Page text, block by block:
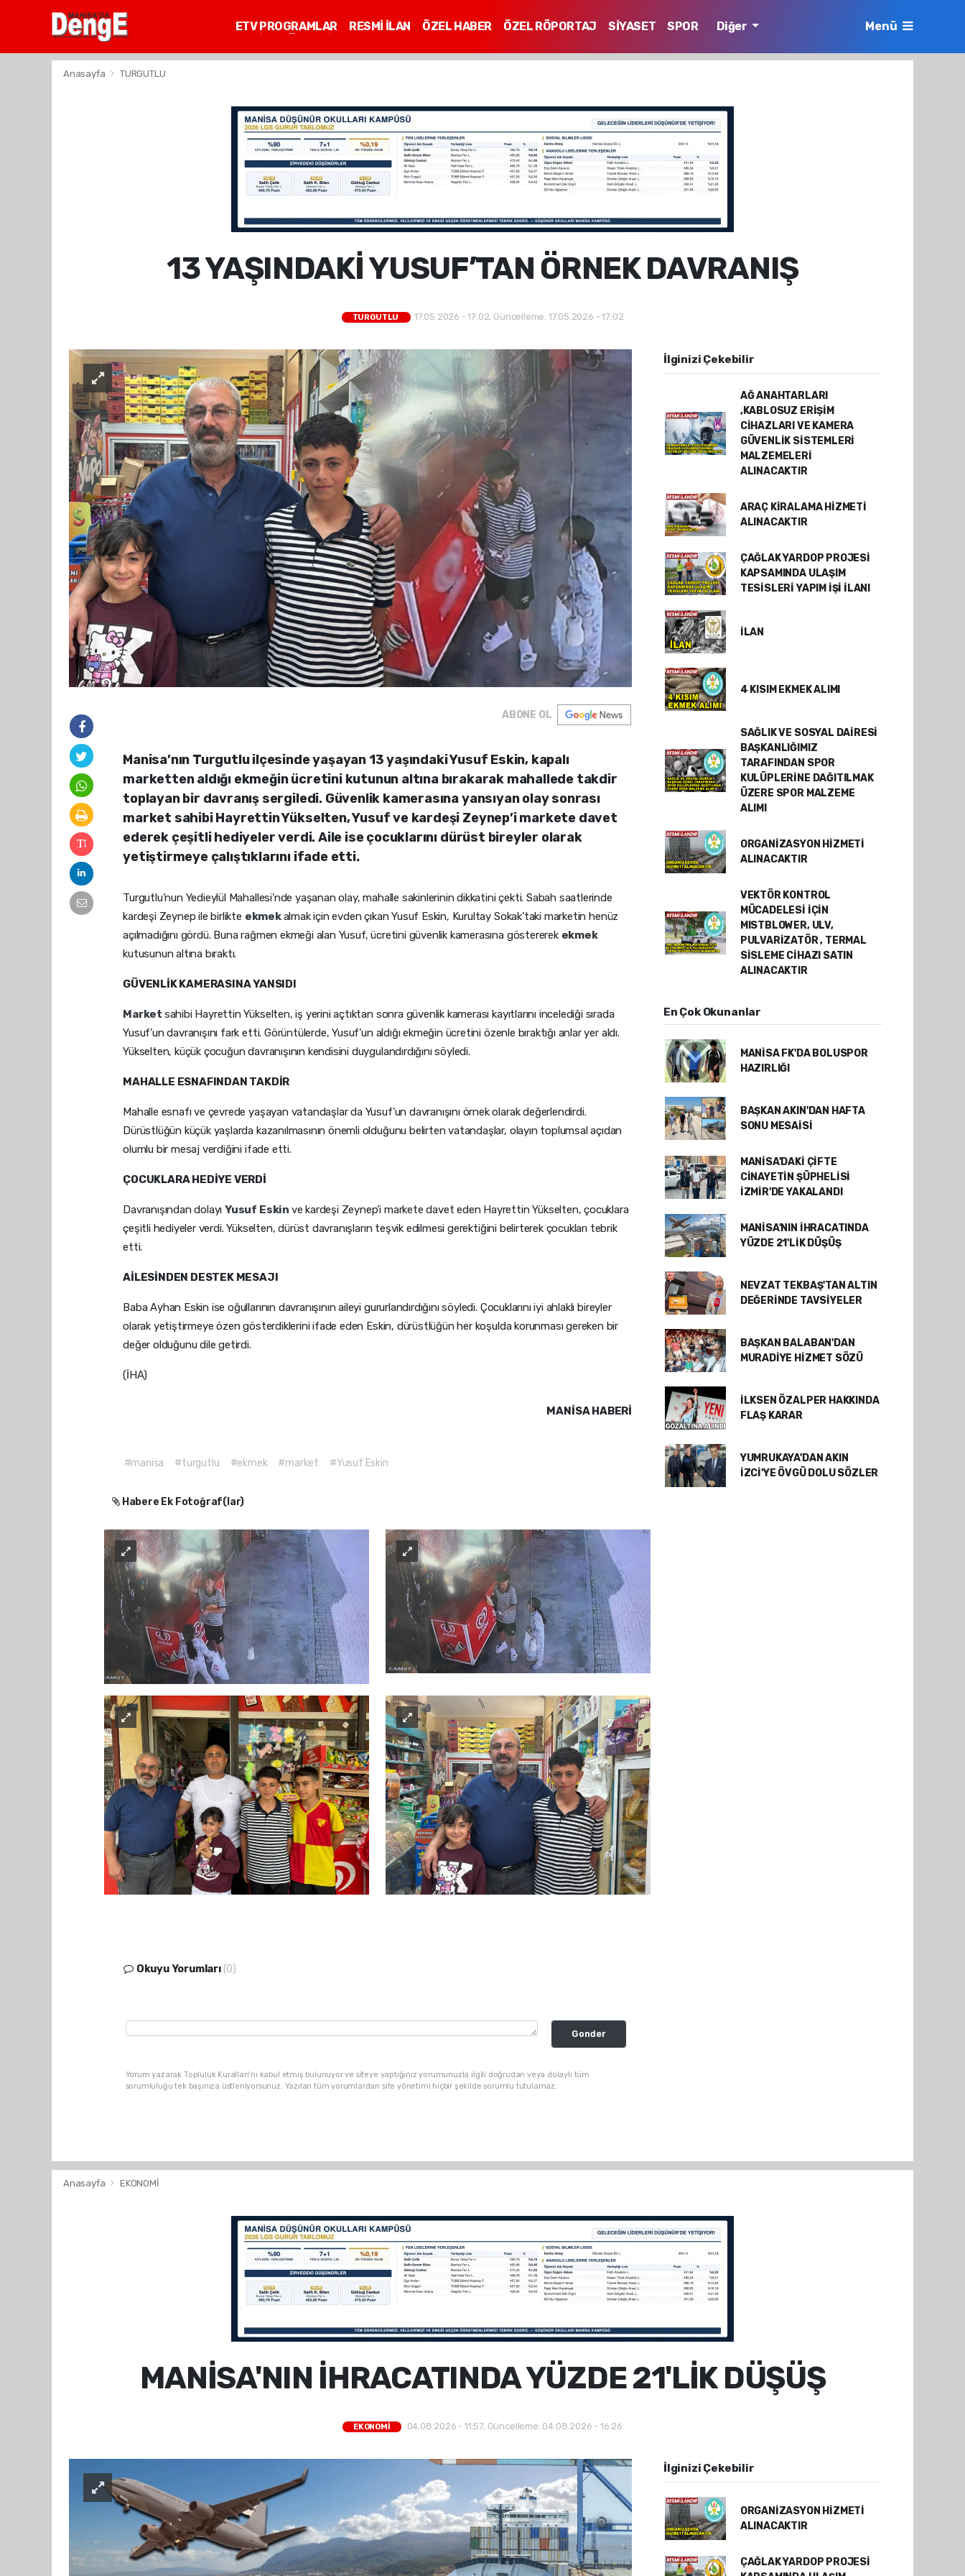
ETV PROGRAMLAR RESMİ İLAN ÖZEL HABER ÖZEL RÖPORTAJ SİYASET
SPOR
Diğer Menü
Anasayfa TURGUTLU
13 YAŞINDAKİ YUSUF’TAN ÖRNEK DAVRANIŞ
TURGUTLU 17.05.2026 - 17:02, Güncelleme: 17.05.2026 - 17:02
ABONE OL
Manisa’nın Turgutlu ilçesinde yaşayan 13 yaşındaki Yusuf Eskin, kapalı
marketten aldığı ekmeğin ücretini kutunun altına bırakarak mahallede takdir
toplayan bir davranış sergiledi. Güvenlik kamerasına yansıyan olay sonrası
market sahibi Hayrettin Yükselten, Yusuf ve kardeşi Zeynep’i markete davet
ederek çeşitli hediyeler verdi. Aile ise çocuklarını dürüst bireyler olarak
yetiştirmeye çalıştıklarını ifade etti.
Turgutlu’nun Yedieylül Mahallesi’nde yaşanan olay, mahalle sakinlerinin dikkatini çekti. Sabah saatlerinde
kardeşi Zeynep ile birlikte ekmekalmak için evden çıkan Yusuf Eskin, Kurultay Sokak’taki marketin henüz
açılmadığını gördü. Buna rağmen ekmeği alan Yusuf, ücretini güvenlik kamerasına göstererek ekmek
kutusunun altına bıraktı.
GÜVENLİK KAMERASINA YANSIDI
Market sahibi Hayrettin Yükselten, iş yerini açtıktan sonra güvenlik kamerası kayıtlarını incelediği sırada
Yusuf’un davranışını fark etti. Görüntülerde, Yusuf’un aldığı ekmeğin ücretini özenle bıraktığı anlar yer aldı.
Yükselten, küçük çocuğun davranışının kendisini duygulandırdığını söyledi.
MAHALLE ESNAFINDAN TAKDİR
Mahalle esnafı ve çevrede yaşayan vatandaşlar da Yusuf’un davranışını örnek olarak değerlendirdi.
Dürüstlüğün küçük yaşlarda kazanılmasının önemli olduğunu belirten vatandaşlar, olayın toplumsal açıdan
olumlu bir mesaj verdiğini ifade etti.
ÇOCUKLARA HEDİYE VERDİ
Davranışından dolayıYusuf Eskin ve kardeşi Zeynep’i markete davet eden Hayrettin Yükselten, çocuklara
çeşitli hediyeler verdi. Yükselten, dürüst davranışların teşvik edilmesi gerektiğini belirterek çocukları tebrik
etti.
AİLESİNDEN DESTEK MESAJI
Baba Ayhan Eskin ise oğullarının davranışının aileyi gururlandırdığını söyledi. Çocuklarını iyi ahlaklı bireyler
olarak yetiştirmeye özen gösterdiklerini ifade eden Eskin, dürüstlüğün her koşulda korunması gereken bir
değer olduğunu dile getirdi.
(İHA)
MANISA HABERİ
#manisa #turgutlu #ekmek #market #Yusuf Eskin
Habere Ek Fotoğraf(lar)
Okuyu Yorumları (0)
Gonder
Yorum yazarak Topluluk Kuralları’nı kabul etmiş bulunuyor ve siteye yaptığınız yorumunuzla ilgili doğrudan veya dolaylı tüm
sorumluluğu tek başınıza üstleniyorsunuz. Yazılan tüm yorumlardan site yönetimi hiçbir şekilde sorumlu tutulamaz.
İlginizi Çekebilir
AĞ ANAHTARLARI
,KABLOSUZ ERİŞİM
CİHAZLARI VE KAMERA
GÜVENLİK SİSTEMLERİ
MALZEMELERİ
ALINACAKTIR
ARAÇ KİRALAMA HİZMETİ
ALINACAKTIR
ÇAĞLAK YARDOP PROJESİ
KAPSAMINDA ULAŞIM
TESİSLERİ YAPIM İŞİ İLANI
İLAN
4 KISIM EKMEK ALIMI
SAĞLIK VE SOSYAL DAİRESİ
BAŞKANLIĞIMIZ
TARAFINDAN SPOR
KULÜPLERİNE DAĞITILMAK
ÜZERE SPOR MALZEME
ALIMI
ORGANİZASYON HİZMETİ
ALINACAKTIR
VEKTÖR KONTROL
MÜCADELESİ İÇİN
MISTBLOWER, ULV,
PULVARİZATÖR , TERMAL
SİSLEME CİHAZI SATIN
ALINACAKTIR
En Çok Okunanlar
MANİSA FK'DA BOLUSPOR
HAZIRLIĞI
BAŞKAN AKIN'DAN HAFTA
SONU MESAİSİ
MANİSA'DAKİ ÇİFTE
CİNAYETİN ŞÜPHELİSİ
İZMİR'DE YAKALANDI
MANİSA'NIN İHRACATINDA
YÜZDE 21'LİK DÜŞÜŞ
NEVZAT TEKBAŞ'TAN ALTIN
DEĞERİNDE TAVSİYELER
BAŞKAN BALABAN'DAN
MURADİYE HİZMET SÖZÜ
İLKSEN ÖZALPER HAKKINDA
FLAŞ KARAR
YUMRUKAYA'DAN AKIN
İZCİ'YE ÖVGÜ DOLU SÖZLER
Anasayfa EKONOMİ
MANİSA'NIN İHRACATINDA YÜZDE 21'LİK DÜŞÜŞ
EKONOMİ 04.08.2026 - 11:57, Güncelleme: 04.08.2026 - 16:26
İlginizi Çekebilir
ORGANİZASYON HİZMETİ
ALINACAKTIR
ÇAĞLAK YARDOP PROJESİ